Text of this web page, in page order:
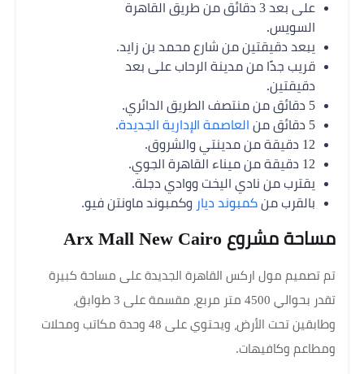
على بعد 3 دقائق من طريق القاهرة
السويس.
يبعد دقيقتين من شارع محمد بن زايد.
قريب جدًا من مدينة الرحاب على بعد
دقيقتين.
5 دقائق من منتصف الطريق الدائري.
5 دقائق من
العاصمة الإدارية الجديدة.
12 دقيقة من مدينتي والشروق.
12 دقيقة من ميناء القاهرة الجوي.
يقترب من نادي اليخت ووادي دجلة.
بالقرب من كمبوند ديار وكمبوند ماونتن فيو.
مساحة مشروع Arx Mall New Cairo
تم تصميم مول اركس القاهرة الجديدة على مساحة كبيرة
تقدر بحوالي 4500 متر مربع، مقسمة على 3 طوابق،
وطابقين تحت الأرض، ويحتوي على 48 وحدة مكاتب ومحلات
ومطاعم وكافيهات.